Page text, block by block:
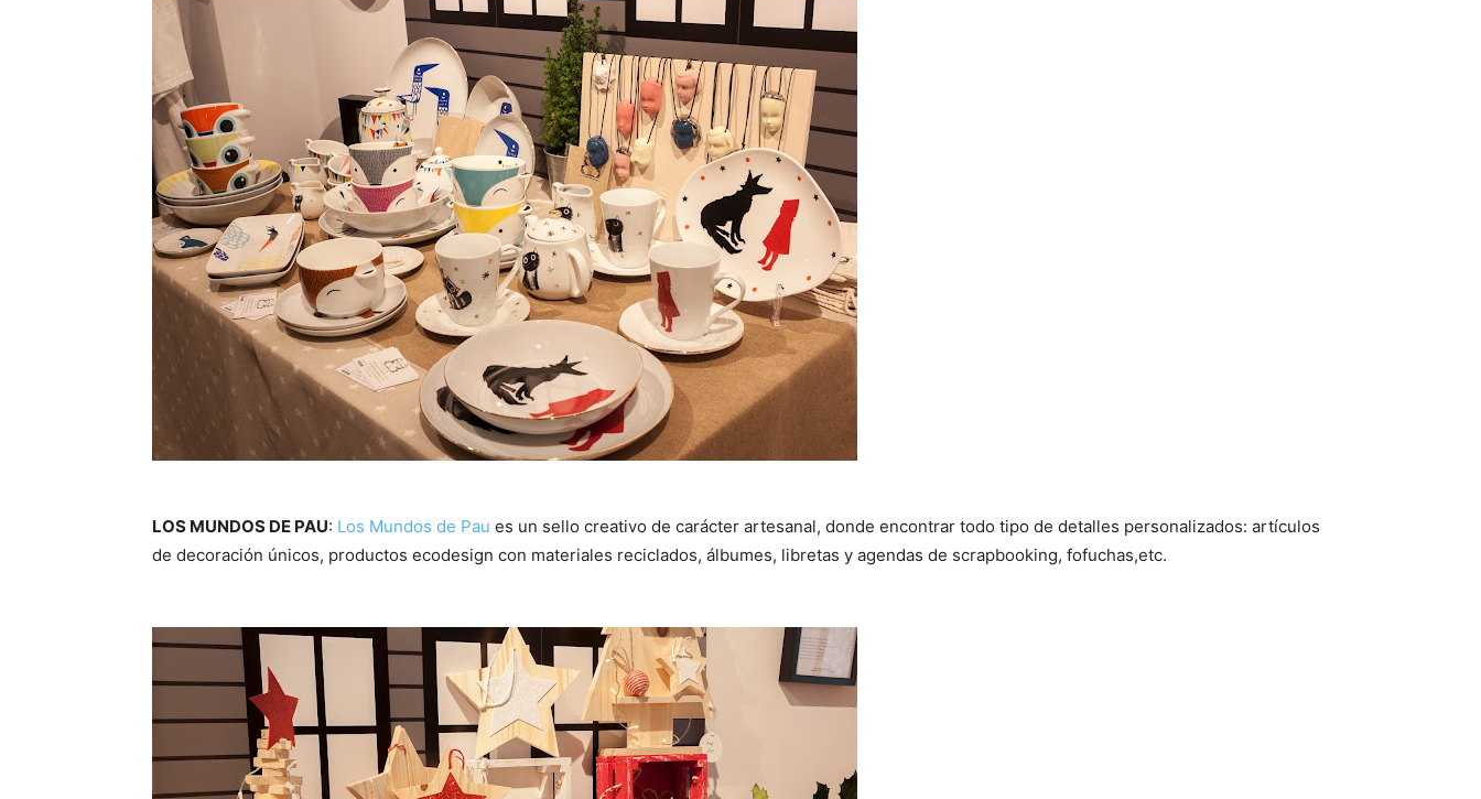
LOS MUNDOS DE PAU: Los Mundos de Pau es un sello creativo de carácter artesanal, donde encontrar todo tipo de detalles personalizados: artículos
de decoración únicos, productos ecodesign con materiales reciclados, álbumes, libretas y agendas de scrapbooking, fofuchas,etc.